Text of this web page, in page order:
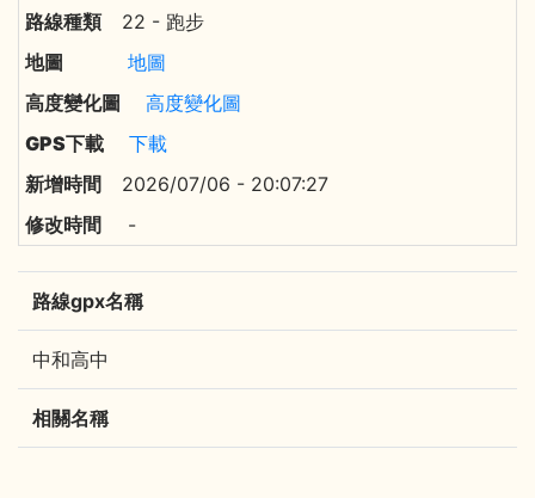
22 - 跑步
地圖
高度變化圖
下載
2026/07/06 - 20:07:27
-
路線gpx名稱
中和高中
相關名稱